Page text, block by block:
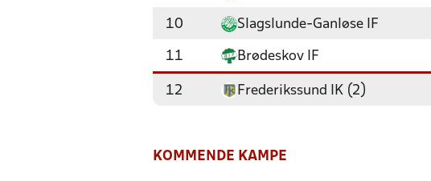
10 Slagslunde-Ganløse IF
11 Brødeskov IF
12 Frederikssund IK (2)
KOMMENDE KAMPE